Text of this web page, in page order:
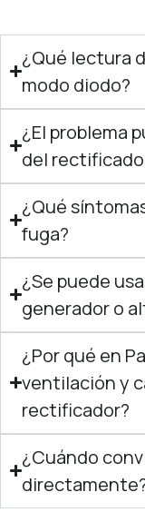
¿Qué lectura
modo diodo?
¿El problema
del
¿Qué
fuga?
¿Se puede
generador o
¿Por qué en
ventilación y
rectificador?
¿Cuándo